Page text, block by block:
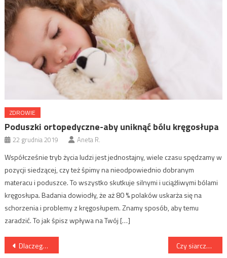
ZDROWIE
Poduszki ortopedyczne-aby uniknąć bólu kręgosłupa
22 grudnia 2019 Aneta R.
Współcześnie tryb życia ludzi jest jednostajny, wiele czasu spędzamy w
pozycji siedzącej, czy też śpimy na nieodpowiednio dobranym
materacu i poduszce. To wszystko skutkuje silnymi i uciążliwymi bólami
kręgosłupa. Badania dowiodły, że aż 80 % polaków uskarża się na
schorzenia i problemy z kręgosłupem. Znamy sposób, aby temu
zaradzić. To jak śpisz wpływa na Twój […]
Nawigacja
Dlaczego warto korzystać z poduszek ortopedycznych? Czy siarczyny w żywności szkodzą?